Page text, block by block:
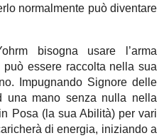
normalmente può diventare
bisogna usare l’arma
essere raccolta nella sua
Impugnando Signore delle
una mano senza nulla nella
Posa (la sua Abilità) per vari
di energia, iniziando a